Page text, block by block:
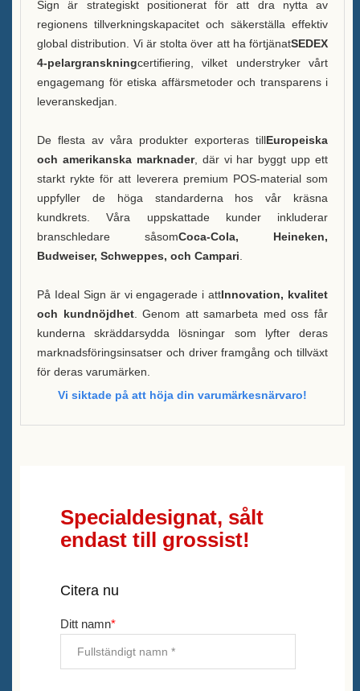
Sign är strategiskt positionerat för att dra nytta av
regionens tillverkningskapacitet och säkerställa effektiv
global distribution. Vi är stolta över att ha förtjänatSEDEX
4-pelargranskningcertifiering, vilket understryker vårt
engagemang för etiska affärsmetoder och transparens i
leveranskedjan.
De flesta av våra produkter exporteras tillEuropeiska
och amerikanska marknader, där vi har byggt upp ett
starkt rykte för att leverera premium POS-material som
uppfyller de höga standarderna hos vår kräsna
kundkrets. Våra uppskattade kunder inkluderar
branschledare såsomCoca-Cola, Heineken,
Budweiser, Schweppes, och Campari
På Ideal Sign är vi engagerade i attInnovation, kvalitet
och kundnöjdhet. Genom att samarbeta med oss får
kunderna skräddarsydda lösningar som lyfter deras
marknadsföringsinsatser och driver framgång och tillväxt
för deras varumärken.
Vi siktade på att höja din varumärkesnärvaro!
Specialdesignat, sålt
endast till grossist!
Citera nu
Ditt namn*